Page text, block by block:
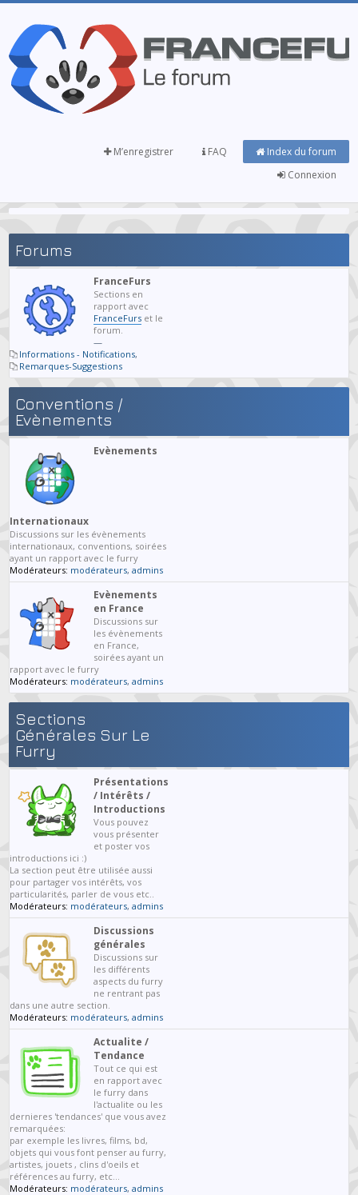
Index du forum
FAQ
M’enregistrer
Connexion
Forums
FranceFurs
Sections en
rapport avec
FranceFurs et le
forum.
—
Informations - Notifications,
Remarques-Suggestions
Conventions /
Evènements
Evènements
Internationaux
Discussions sur les évènements
internationaux, conventions, soirées
ayant un rapport avec le furry
Modérateurs: modérateurs,admins
Evènements
en France
Discussions sur
les évènements
en France,
soirées ayant un
rapport avec le furry
Modérateurs: modérateurs,admins
Sections
Générales Sur Le
Furry
Présentations
/ Intérêts /
Introductions
Vous pouvez
vous présenter
et poster vos
introductions ici :)
La section peut être utilisée aussi
pour partager vos intérêts, vos
particularités, parler de vous etc..
Modérateurs: modérateurs,admins
Discussions
générales
Discussions sur
les différents
aspects du furry
ne rentrant pas
dans une autre section.
Modérateurs: modérateurs,admins
Actualite /
Tendance
Tout ce qui est
en rapport avec
le furry dans
l'actualite ou les
dernieres 'tendances' que vous avez
remarquées:
par exemple les livres, films, bd,
objets qui vous font penser au furry,
artistes, jouets , clins d'oeils et
références au furry, etc...
Modérateurs: modérateurs,admins